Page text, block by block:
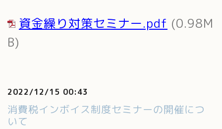
資金繰り対策セミナー.pdf (0.98M
B)
2022/12/15 00:43
消費税インボイス制度セミナーの開催につ
いて